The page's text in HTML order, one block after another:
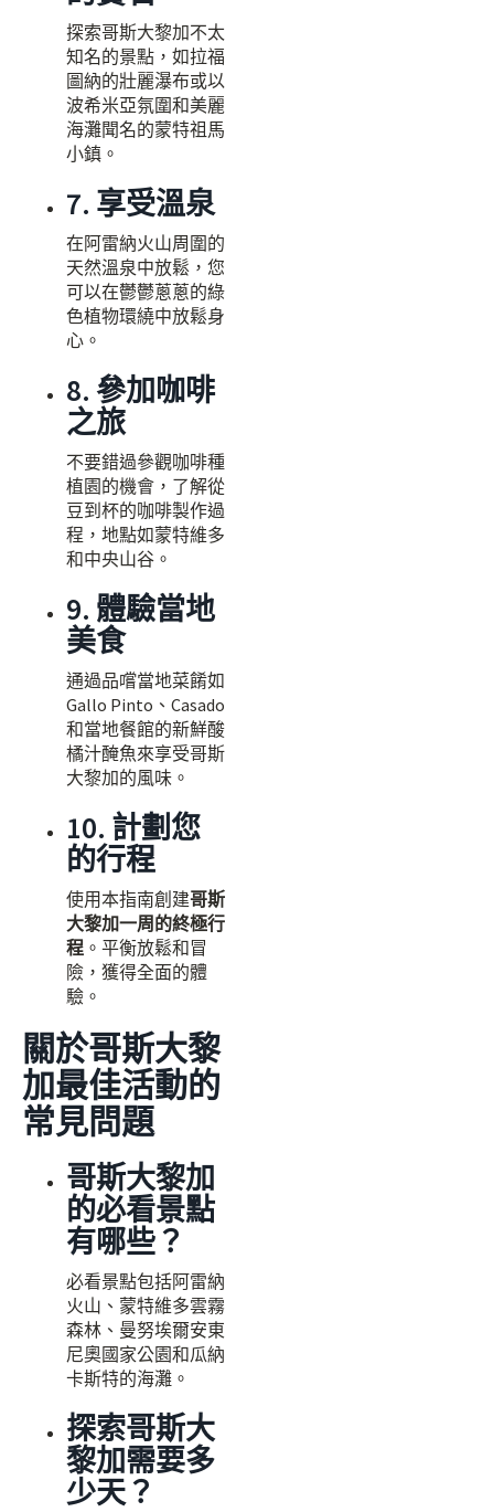
探索哥斯大黎加不太
知名的景點，如拉福
圖納的壯麗瀑布或以
波希米亞氛圍和美麗
海灘聞名的蒙特祖馬
小鎮。
7. 享受溫泉
在阿雷納火山周圍的
天然溫泉中放鬆，您
可以在鬱鬱蔥蔥的綠
色植物環繞中放鬆身
心。
8. 參加咖啡
之旅
不要錯過參觀咖啡種
植園的機會，了解從
豆到杯的咖啡製作過
程，地點如蒙特維多
和中央山谷。
9. 體驗當地
美食
通過品嚐當地菜餚如
Gallo Pinto、Casado
和當地餐館的新鮮酸
橘汁醃魚來享受哥斯
大黎加的風味。
10. 計劃您
的行程
使用本指南創建哥斯
大黎加一周的終極行
程 。平衡放鬆和冒
險，獲得全面的體
驗。
關於哥斯大黎
加最佳活動的
常見問題
哥斯大黎加
的必看景點
有哪些？
必看景點包括阿雷納
火山、蒙特維多雲霧
森林、曼努埃爾安東
尼奧國家公園和瓜納
卡斯特的海灘。
探索哥斯大
黎加需要多
少天？